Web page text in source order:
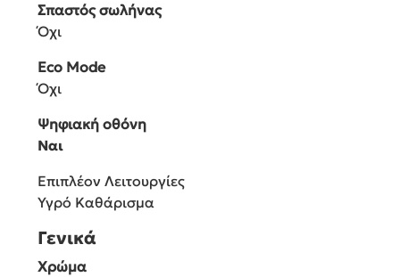
Σπαστός σωλήνας
Όχι
Eco Mode
Όχι
Ψηφιακή οθόνη
Ναι
Επιπλέον Λειτουργίες
Υγρό Καθάρισμα
Γενικά
Χρώμα